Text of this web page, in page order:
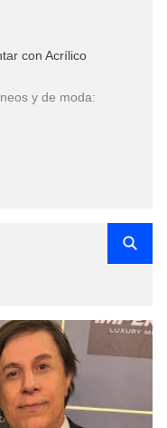
con Acrílico
y de moda: